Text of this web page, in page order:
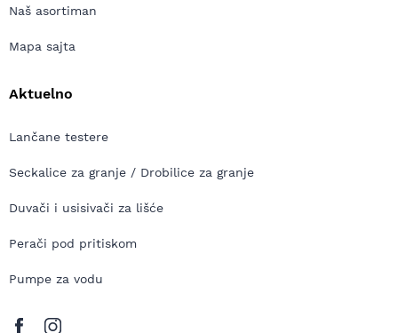
Naš asortiman
Mapa sajta
Aktuelno
Lančane testere
Seckalice za granje / Drobilice za granje
Duvači i usisivači za lišće
Perači pod pritiskom
Pumpe za vodu